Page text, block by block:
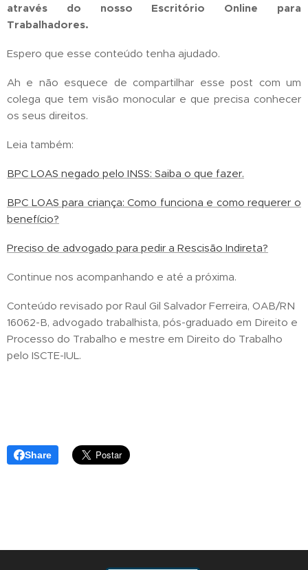
através do nosso Escritório Online para
Trabalhadores.🤝🏼
Espero que esse conteúdo tenha ajudado.
Ah e não esquece de compartilhar esse post com um
colega que tem visão monocular e que precisa conhecer
os seus direitos.
Leia também:
BPC LOAS negado pelo INSS: Saiba o que fazer.
BPC LOAS para criança: Como funciona e como requerer o
benefício?
Preciso de advogado para pedir a Rescisão Indireta?
Continue nos acompanhando e até a próxima.
Conteúdo revisado por Raul Gil Salvador Ferreira, OAB/RN
16062-B, advogado trabalhista, pós-graduado em Direito e
Processo do Trabalho e mestre em Direito do Trabalho
pelo ISCTE-IUL.
Share